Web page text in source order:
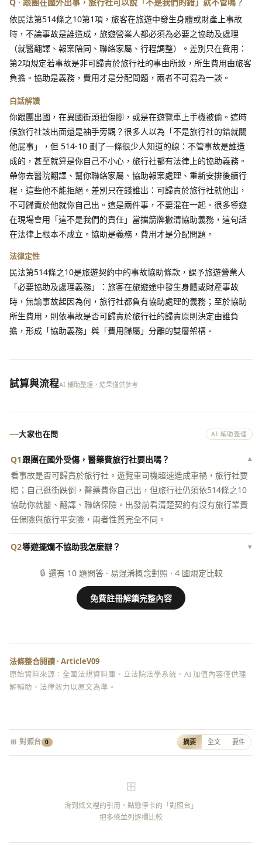
依民法第514條之10第1項，旅客在旅遊中發生身體或財產上事故
時，不論事故是誰造成，旅遊營業人都必須為必要之協助及處理
（就醫翻譯、報案陪同、聯絡家屬、行程調整）。差別只在費用：
第2項規定若事故是非可歸責於旅行社的事由所致，所生費用由旅客
負擔。協助是義務，費用才是分配問題，兩者不可混為一談。
白話解讀
你跟團出國，在異國街頭扭傷腳，或是在遊覽車上手機被偷。這時
候旅行社該出面還是袖手旁觀？很多人以為「不是旅行社的錯就關
他屁事」，但 514-10 劃了一條很少人知道的線：不管事故是誰造
成的，甚至就算是你自己不小心，旅行社都有法律上的協助義務。
帶你去醫院翻譯、幫你聯絡家屬、協助報案處理、重新安排後續行
程，這些他不能拒絕。差別只在錢誰出：可歸責於旅行社就他出，
不可歸責於他就你自己出。這是兩件事，不要混在一起。很多導遊
在現場會用「這不是我們的責任」當擋箭牌撇清協助義務，這句話
在法律上根本不成立。協助是義務，費用才是分配問題。
法律定性
民法第514條之10是旅遊契約中的事故協助條款，課予旅遊營業人
「必要協助及處理義務」：旅客在旅遊途中發生身體或財產事故
時，無論事故起因為何，旅行社都負有協助處理的義務；至於協助
所生費用，則依事故是否可歸責於旅行社的歸責原則決定由誰負
擔，形成「協助義務」與「費用歸屬」分離的雙層架構。
試算與流程AI 輔助整理，結果僅供參考
大家也在問 AI 輔助整理
Q1跟團在國外受傷，醫藥費旅行社要出嗎？ ▾
看事故是否可歸責於旅行社。遊覽車司機超速造成車禍，旅行社要
賠；自己逛街跌倒，醫藥費你自己出，但旅行社仍須依514條之10
協助你就醫、翻譯、聯絡保險。出發前看清楚契約有沒有旅行業責
任保險與旅行平安險，兩者性質完全不同。
Q2導遊擺爛不協助我怎麼辦？ ▾
🔒 還有 10 題問答 · 易混淆概念對照 · 4 國規定比較
免費註冊解鎖完整內容
法條整合閱讀 · ArticleV09
原始資料來源：全國法規資料庫、立法院法學系統。AI 加值內容僅供理
解輔助，法律效力以原文為準。
⊞ 對照台 0 摘要 全文 要件
⊞
滑到條文裡的引用，點懸停卡的「對照台」
把多條並列逐欄比較